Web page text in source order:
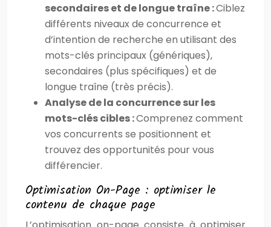
secondaires et de longue traîne :Ciblez
différents niveaux de concurrence et
d’intention de recherche en utilisant des
mots-clés principaux (génériques),
secondaires (plus spécifiques) et de
longue traîne (très précis).
Analyse de la concurrence sur les
mots-clés cibles :Comprenez comment
vos concurrents se positionnent et
trouvez des opportunités pour vous
différencier.
Optimisation On-Page : optimiser le
contenu de chaque page